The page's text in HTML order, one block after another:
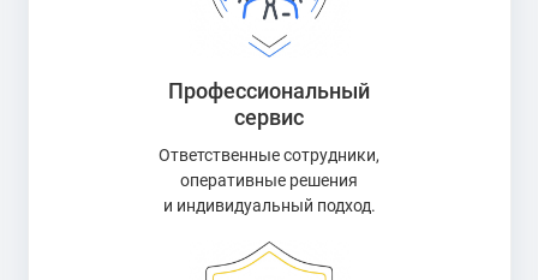
Профессиональный
сервис
Ответственные сотрудники,
оперативные решения
и индивидуальный подход.